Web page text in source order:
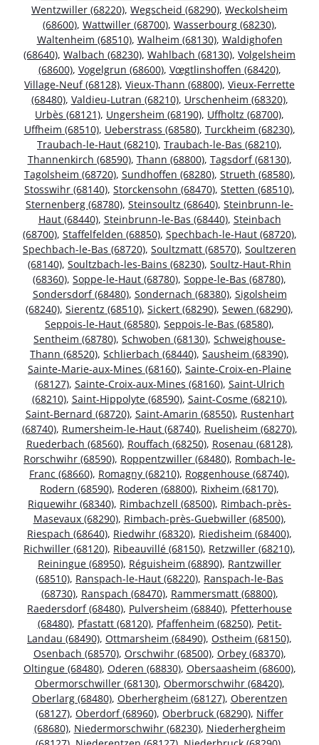
Wentzwiller (68220), Wegscheid (68290), Weckolsheim
(68600), Wattwiller (68700), Wasserbourg (68230),
Waltenheim (68510), Walheim (68130), Waldighofen
(68640), Walbach (68230), Wahlbach (68130), Volgelsheim
(68600), Vogelgrun (68600), Vœgtlinshoffen (68420),
Village-Neuf (68128), Vieux-Thann (68800), Vieux-Ferrette
(68480), Valdieu-Lutran (68210), Urschenheim (68320),
Urbès (68121), Ungersheim (68190), Uffholtz (68700),
Uffheim (68510), Ueberstrass (68580), Turckheim (68230),
Traubach-le-Haut (68210), Traubach-le-Bas (68210),
Thannenkirch (68590), Thann (68800), Tagsdorf (68130),
Tagolsheim (68720), Sundhoffen (68280), Strueth (68580),
Stosswihr (68140), Storckensohn (68470), Stetten (68510),
Sternenberg (68780), Steinsoultz (68640), Steinbrunn-le-
Haut (68440), Steinbrunn-le-Bas (68440), Steinbach
(68700), Staffelfelden (68850), Spechbach-le-Haut (68720),
Spechbach-le-Bas (68720), Soultzmatt (68570), Soultzeren
(68140), Soultzbach-les-Bains (68230), Soultz-Haut-Rhin
(68360), Soppe-le-Haut (68780), Soppe-le-Bas (68780),
Sondersdorf (68480), Sondernach (68380), Sigolsheim
(68240), Sierentz (68510), Sickert (68290), Sewen (68290),
Seppois-le-Haut (68580), Seppois-le-Bas (68580),
Sentheim (68780), Schwoben (68130), Schweighouse-
Thann (68520), Schlierbach (68440), Sausheim (68390),
Sainte-Marie-aux-Mines (68160), Sainte-Croix-en-Plaine
(68127), Sainte-Croix-aux-Mines (68160), Saint-Ulrich
(68210), Saint-Hippolyte (68590), Saint-Cosme (68210),
Saint-Bernard (68720), Saint-Amarin (68550), Rustenhart
(68740), Rumersheim-le-Haut (68740), Ruelisheim (68270),
Ruederbach (68560), Rouffach (68250), Rosenau (68128),
Rorschwihr (68590), Roppentzwiller (68480), Rombach-le-
Franc (68660), Romagny (68210), Roggenhouse (68740),
Rodern (68590), Roderen (68800), Rixheim (68170),
Riquewihr (68340), Rimbachzell (68500), Rimbach-près-
Masevaux (68290), Rimbach-près-Guebwiller (68500),
Riespach (68640), Riedwihr (68320), Riedisheim (68400),
Richwiller (68120), Ribeauvillé (68150), Retzwiller (68210),
Reiningue (68950), Réguisheim (68890), Rantzwiller
(68510), Ranspach-le-Haut (68220), Ranspach-le-Bas
(68730), Ranspach (68470), Rammersmatt (68800),
Raedersdorf (68480), Pulversheim (68840), Pfetterhouse
(68480), Pfastatt (68120), Pfaffenheim (68250), Petit-
Landau (68490), Ottmarsheim (68490), Ostheim (68150),
Osenbach (68570), Orschwihr (68500), Orbey (68370),
Oltingue (68480), Oderen (68830), Obersaasheim (68600),
Obermorschwiller (68130), Obermorschwihr (68420),
Oberlarg (68480), Oberhergheim (68127), Oberentzen
(68127), Oberdorf (68960), Oberbruck (68290), Niffer
(68680), Niedermorschwihr (68230), Niederhergheim